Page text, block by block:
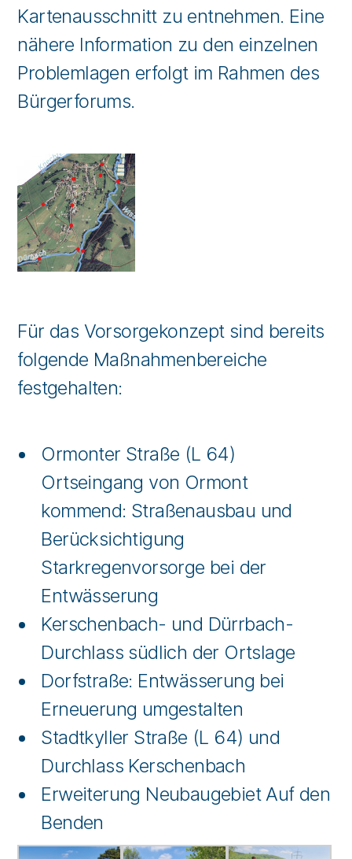
Kartenausschnitt zu entnehmen. Eine
nähere Information zu den einzelnen
Problemlagen erfolgt im Rahmen des
Bürgerforums.
Für das Vorsorgekonzept sind bereits
folgende Maßnahmenbereiche
festgehalten:
Ormonter Straße (L 64)
Ortseingang von Ormont
kommend: Straßenausbau und
Berücksichtigung
Starkregenvorsorge bei der
Entwässerung
Kerschenbach- und Dürrbach-
Durchlass südlich der Ortslage
Dorfstraße: Entwässerung bei
Erneuerung umgestalten
Stadtkyller Straße (L 64) und
Durchlass Kerschenbach
Erweiterung Neubaugebiet Auf den
Benden